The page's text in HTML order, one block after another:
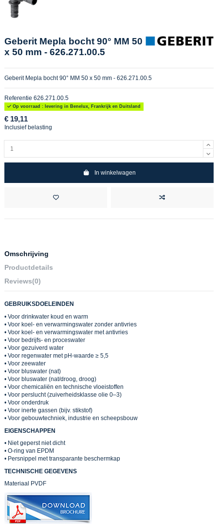
Geberit Mepla bocht 90° MM 50
x 50 mm - 626.271.00.5
Geberit Mepla bocht 90° MM 50 x 50 mm - 626.271.00.5
Referentie 626.271.00.5
Op voorraad : levering in Benelux, Frankrijk en Duitsland
€ 19,11
Inclusief belasting
In winkelwagen
Omschrijving
Productdetails
Reviews(0)
GEBRUIKSDOELEINDEN
• Voor drinkwater koud en warm
• Voor koel- en verwarmingswater zonder antivries
• Voor koel- en verwarmingswater met antivries
• Voor bedrijfs- en proceswater
• Voor gezuiverd water
• Voor regenwater met pH-waarde ≥ 5,5
• Voor zeewater
• Voor bluswater (nat)
• Voor bluswater (nat/droog, droog)
• Voor chemicaliën en technische vloeistoffen
• Voor perslucht (zuiverheidsklasse olie 0–3)
• Voor onderdruk
• Voor inerte gassen (bijv. stikstof)
• Voor gebouwtechniek, industrie en scheepsbouw
EIGENSCHAPPEN
• Niet geperst niet dicht
• O-ring van EPDM
• Persnippel met transparante beschermkap
TECHNISCHE GEGEVENS
Materiaal PVDF